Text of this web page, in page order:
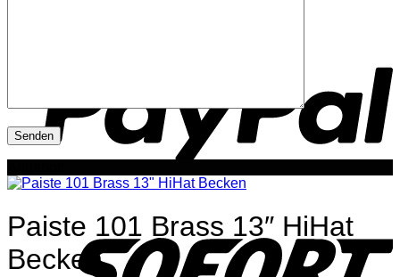
Paiste 101 Brass 13″ HiHat
Becken